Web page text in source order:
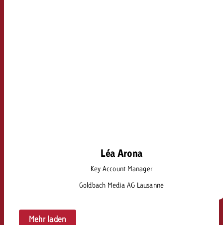
Léa Arona
Key Account Manager
Goldbach Media AG Lausanne
Léa Arona
lea.arona@goldbach.com
Mehr laden